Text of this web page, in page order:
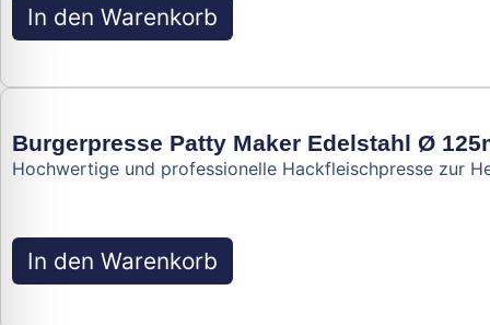
In den Warenkorb
Burgerpresse Patty Maker Edelstahl Ø
Hochwertige und professionelle Hackfleischpresse zur
In den Warenkorb